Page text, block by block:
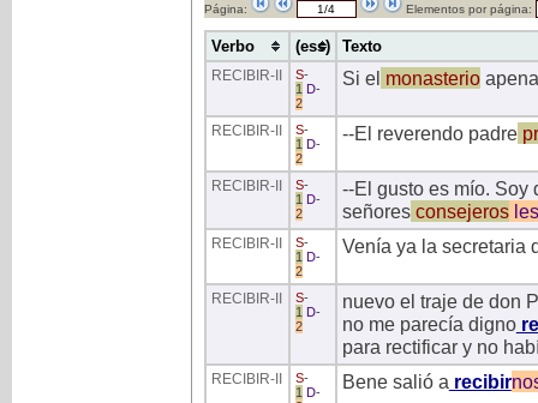
Página: Elementos por página:
Verbo (ess) Texto
RECIBIR-II S-
1
D-
2
Si el monasterio
RECIBIR-II S-
1
D-
2
--El reverendo padre
RECIBIR-II S-
1
D-
2
--El gusto es mío. Soy
señoresconsejerosles
RECIBIR-II S-
1
D-
2
Venía ya la secretaria
RECIBIR-II S-
1
D-
2
nuevo el traje de don
no me parecía digno
para rectificar y no
RECIBIR-II S-
1
D-
Bene salió a recibir